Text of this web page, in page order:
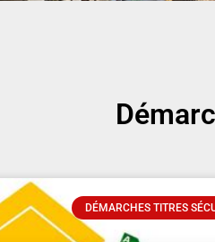
DÉMARCHES TITRES